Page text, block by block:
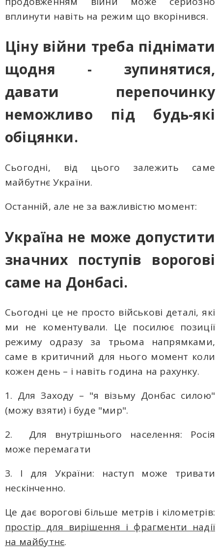
вплинути навіть на режим що вкорінився.
Ціну війни треба піднімати
щодня - зупинятися,
давати перепочинку
неможливо під будь-які
обіцянки.
Сьогодні, від цього залежить саме
майбутнє України.
Останній, але не за важливістю момент:
Україна не може допустити
значних поступів ворогові
саме на Донбасі.
Сьогодні це не просто військові деталі, які
ми не коментували. Це посилює позиції
режиму одразу за трьома напрямками,
cамe в критичний для нього момент коли
кожен день – і навіть година на рахунку.
1. Для Заходу – "я візьму Донбас силою"
(можу взяти) і буде "мир".
2. Для внутрішнього населення: Росія
може перемагати
3. І для України: наступ може тривати
нескінченно.
Це дає ворогові більше метрів і кілометрів:
простір для вирішення і фрагменти надії
на майбутнє.